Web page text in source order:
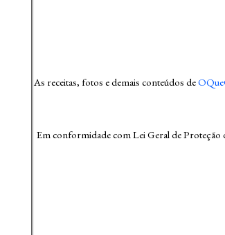
As receitas, fotos e demais conteúdos de
Em conformidade com Lei Geral de Proteção